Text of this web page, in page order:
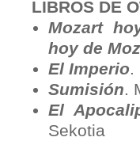
LIBROS DE
Mozart h
hoy de
El Imperio.
Sumisión.
El
Sekotia